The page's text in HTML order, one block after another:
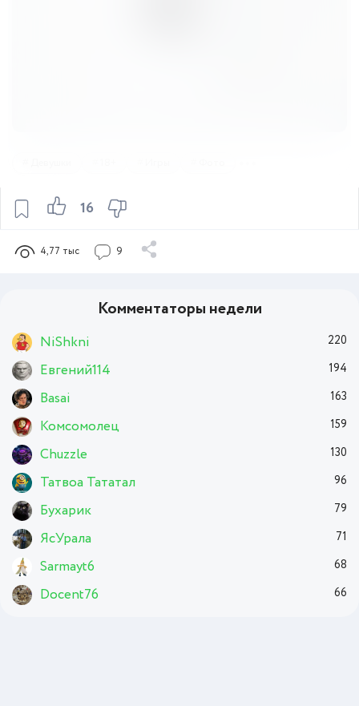
16
4,77 тыс 9
Комментаторы недели
NiShkni 220
Евгений114 194
Basai 163
Комсомолец 159
Chuzzle 130
Татвоа Тататал 96
Бухарик 79
ЯсУрала 71
Sarmayt6 68
Docent76 66